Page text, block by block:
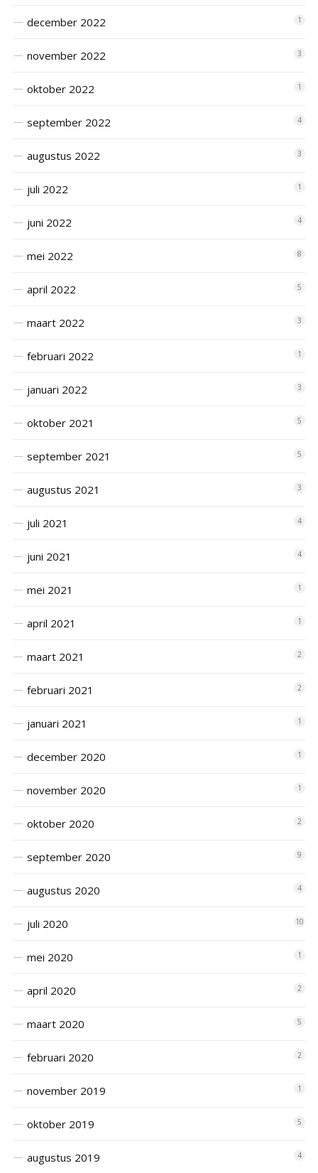
december 2022 1
november 2022 3
oktober 2022 1
september 2022 4
augustus 2022 3
juli 2022 1
juni 2022 4
mei 2022 8
april 2022 5
maart 2022 3
februari 2022 1
januari 2022 3
oktober 2021 5
september 2021 5
augustus 2021 3
juli 2021 4
juni 2021 4
mei 2021 1
april 2021 1
maart 2021 2
februari 2021 2
januari 2021 1
december 2020 1
november 2020 1
oktober 2020 2
september 2020 9
augustus 2020 4
juli 2020 10
mei 2020 1
april 2020 2
maart 2020 5
februari 2020 2
november 2019 1
oktober 2019 5
augustus 2019 4